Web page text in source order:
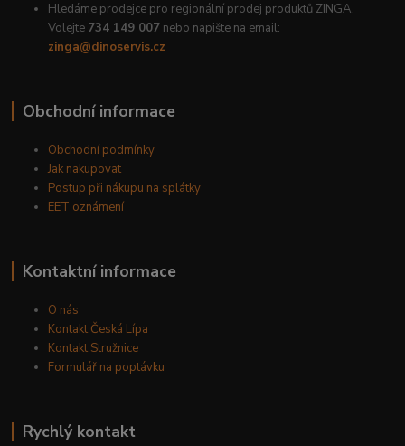
Hledáme prodejce pro regionální prodej produktů ZINGA.
Volejte 734 149 007 nebo napište na email:
zinga@dinoservis.cz
Obchodní informace
Obchodní podmínky
Jak nakupovat
Postup při nákupu na splátky
EET oznámení
Kontaktní informace
O nás
Kontakt Česká Lípa
Kontakt Stružnice
Formulář na poptávku
Rychlý kontakt